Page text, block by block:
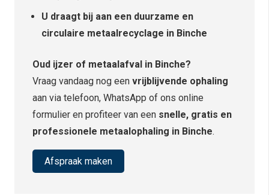
U draagt bij aan een duurzame en
circulaire metaalrecyclage in Binche
Oud ijzer of metaalafval in Binche?
Vraag vandaag nog een vrijblijvende ophaling
aan via telefoon, WhatsApp of ons online
formulier en profiteer van een snelle, gratis en
professionele metaalophaling in Binche.
Afspraak maken